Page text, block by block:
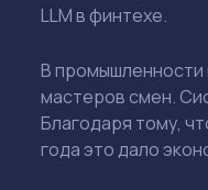
LLM в финтехе.
В промышленности
мастеров смен.
Благодаря тому,
года это дало